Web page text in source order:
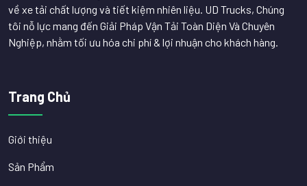
về xe tải chất lượng và tiết kiệm nhiên liệu. UD Trucks, Chúng
tôi nỗ lực mang đến Giải Pháp Vận Tải Toàn Diện Và Chuyên
Nghiệp, nhằm tối ưu hóa chi phí & lợi nhuận cho khách hàng.
Trang Chủ
Giới thiệu
Sản Phẩm